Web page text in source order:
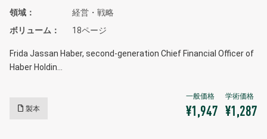
領域
経営・戦略
ボリューム
18ページ
Frida Jassan Haber, second-generation Chief Financial Officer of
Haber Holdin…
製本 ¥1,947 ¥1,287